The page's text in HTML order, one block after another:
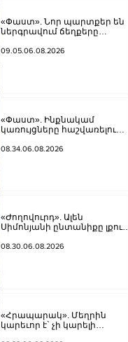
«Փաստ». Նոր պարտքեր են
ներգրավում ճեղքերը
09.05.06.08.2026
«Փաստ». Ինքնակամ
կառույցները հաշվառելու
փոփոխություններ
08.34.06.08.2026
«Ժողովուրդ». Ալեն
Սիմոնյանի ընտանիքը լքում
ամառանոցը
08.30.06.08.2026
«Հրապարակ». Մեղրին
կարեւոր է` չի կարելի